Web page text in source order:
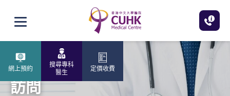
打開選單
網上預約
搜尋專科
醫生
定價收費
訪問